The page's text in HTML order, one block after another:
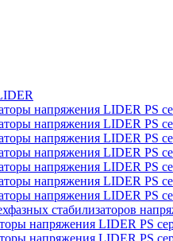
напряжения LIDER PS
напряжения LIDER PS
напряжения LIDER PS
напряжения LIDER PS
напряжения LIDER PS
напряжения LIDER PS
напряжения LIDER PS
стабилизаторов
напряжения LIDER PS
напряжения LIDER PS